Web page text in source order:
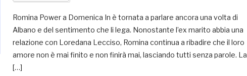
Romina Power a Domenica In è tornata a parlare ancora una volta di
Albano e del sentimento che li lega. Nonostante l’ex marito abbia una
relazione con Loredana Lecciso, Romina continua a ribadire che il loro
amore non è mai finito e non finirà mai, lasciando tutti senza parole. La
[…]